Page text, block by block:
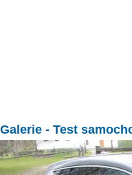
Galerie - Test